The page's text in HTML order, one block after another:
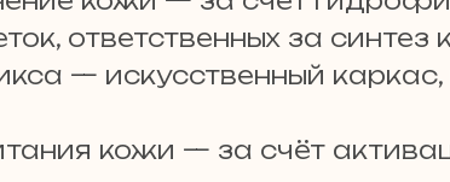
ответственных за синтез
— искусственный каркас,
кожи — за счёт